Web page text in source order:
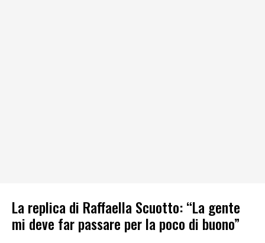
La replica di Raffaella Scuotto: “La gente
mi deve far passare per la poco di buono”